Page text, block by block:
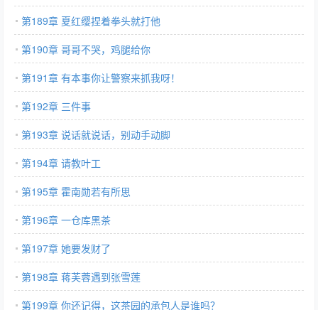
第189章 夏红缨捏着拳头就打他
第190章 哥哥不哭，鸡腿给你
第191章 有本事你让警察来抓我呀！
第192章 三件事
第193章 说话就说话，别动手动脚
第194章 请教叶工
第195章 霍南勋若有所思
第196章 一仓库黑茶
第197章 她要发财了
第198章 蒋芙蓉遇到张雪莲
第199章 你还记得，这茶园的承包人是谁吗？